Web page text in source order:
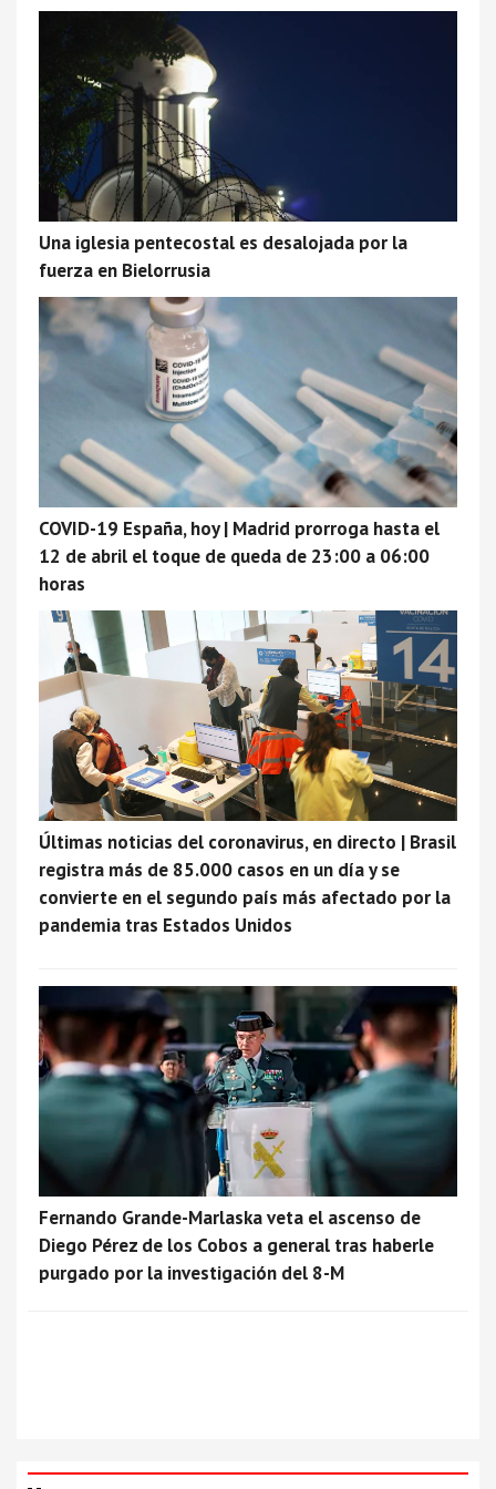
Una iglesia pentecostal es desalojada por la
fuerza en Bielorrusia
COVID-19 España, hoy | Madrid prorroga hasta el
12 de abril el toque de queda de 23:00 a 06:00
horas
Últimas noticias del coronavirus, en directo | Brasil
registra más de 85.000 casos en un día y se
convierte en el segundo país más afectado por la
pandemia tras Estados Unidos
Fernando Grande-Marlaska veta el ascenso de
Diego Pérez de los Cobos a general tras haberle
purgado por la investigación del 8-M